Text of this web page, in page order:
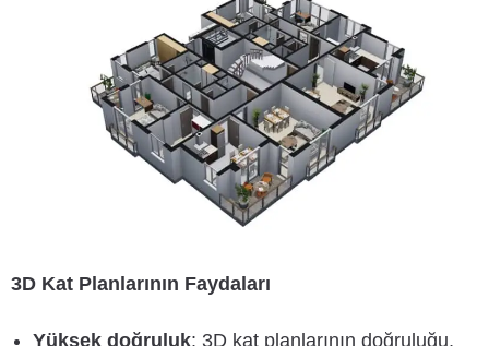
3D Kat Planlarının Faydaları
Yüksek doğruluk: 3D kat planlarının doğruluğu,